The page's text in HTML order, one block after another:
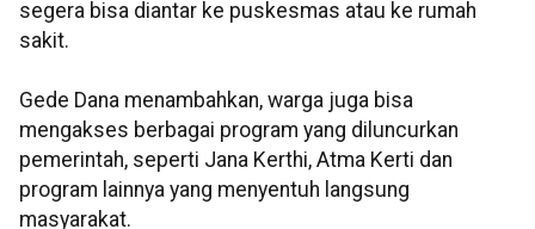
segera bisa diantar ke puskesmas atau ke rumah
sakit.
Gede Dana menambahkan, warga juga bisa
mengakses berbagai program yang diluncurkan
pemerintah, seperti Jana Kerthi, Atma Kerti dan
program lainnya yang menyentuh langsung
masyarakat.